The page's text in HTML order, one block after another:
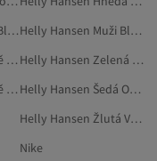
Helly Hansen Šedá Blejzry A Vesty
Helly Hansen Muži Blejzry A Vesty
Helly Hansen Tmavě Modrá Zimní Bundy
Helly Hansen Zelená Blejzry A Vesty
Helly Hansen Tmavě Modrá Outdoorové Oblečení
Helly Hansen Šedá Obuv
Helly Hansen Žlutá Větrovky
Nike